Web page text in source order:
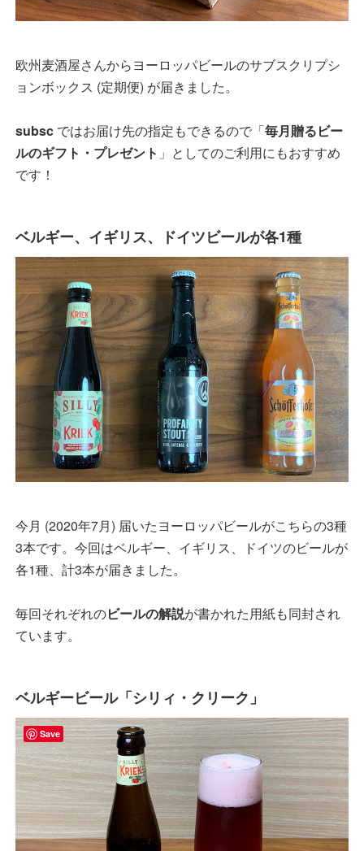
欧州麦酒屋さんからヨーロッパビールのサブスクリプシ
ョンボックス (定期便) が届きました。
subsc ではお届け先の指定もできるので「毎月贈るビー
ルのギフト・プレゼント 」としてのご利用にもおすすめ
です！
ベルギー、イギリス、ドイツビールが各1種
今月 (2020年7月) 届いたヨーロッパビールがこちらの3種
3本です。今回はベルギー、イギリス、ドイツのビールが
各1種、計3本が届きました。
毎回それぞれのビールの解説が書かれた用紙も同封され
ています。
ベルギービール「シリィ・クリーク」
Save